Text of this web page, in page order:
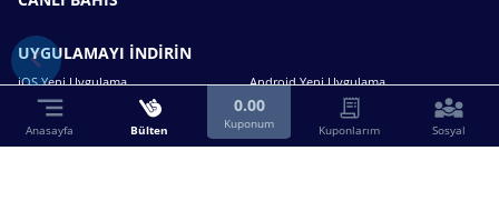
UYGULAMAYI İNDİRİN
iOS Yeni Uygulama Android Yeni Uygulama
Anasayfa Bülten
0.00
Kuponum Kuponlarım Sosyal